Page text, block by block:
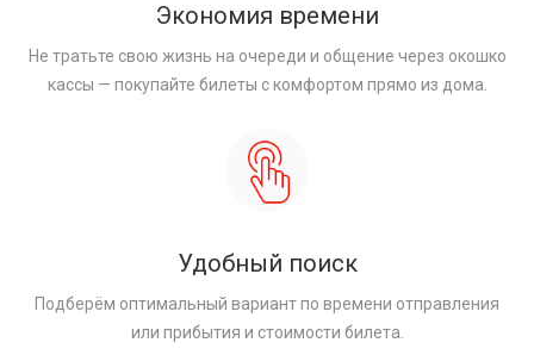
Экономия времени
Не тратьте свою жизнь на очереди и общение через окошко
кассы — покупайте билеты с комфортом прямо из дома.
Удобный поиск
Подберём оптимальный вариант по времени отправления
или прибытия и стоимости билета.